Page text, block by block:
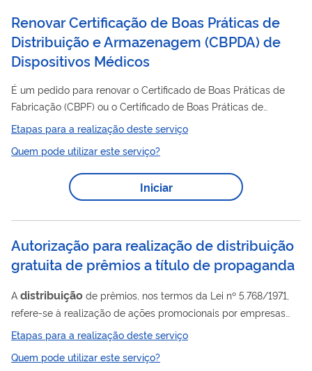
Renovar Certificação de Boas Práticas de
Distribuição e Armazenagem (CBPDA) de
Dispositivos Médicos
É um pedido para renovar o Certificado de Boas Práticas de
Fabricação (CBPF) ou o Certificado de Boas Práticas de
Distribuição e/ou Armazenagem (CBPDA) de empresas da
sobre a Certificação em Boas Práticas .
Etapas para a realização deste serviço
Quem pode utilizar este serviço?
Iniciar
Autorização para realização de distribuição
gratuita de prêmios a título de propaganda
A distribuição de prêmios, nos termos da Lei nº 5.768/1971,
refere-se à realização de ações promocionais por empresas
com o objetivo de promover seus produtos ou serviços,
mediante a oferta gratuita de prêmios ao público. De acordo
com a legislação, essas ações — como sorteios, concursos,
Etapas para a realização deste serviço
Quem pode utilizar este serviço?